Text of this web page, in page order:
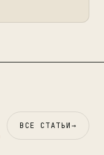
ВСЕ СТАТЬИ→